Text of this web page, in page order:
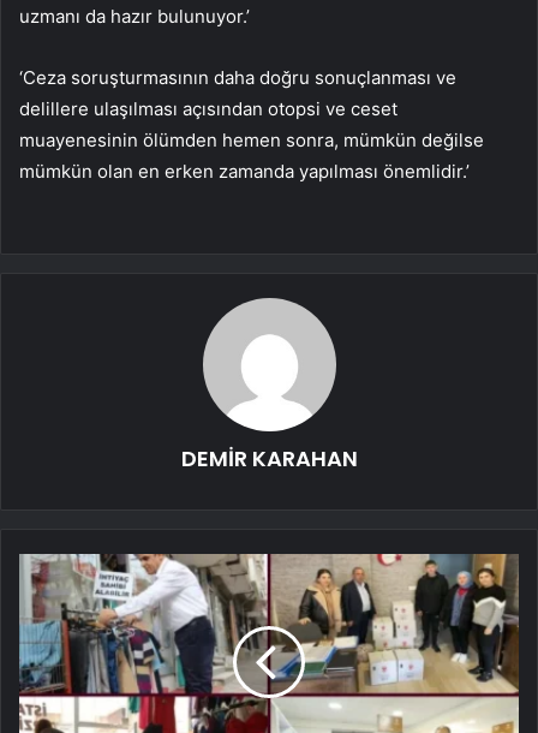
uzmanı da hazır bulunuyor.’
‘Ceza soruşturmasının daha doğru sonuçlanması ve
delillere ulaşılması açısından otopsi ve ceset
muayenesinin ölümden hemen sonra, mümkün değilse
mümkün olan en erken zamanda yapılması önemlidir.’
DEMİR KARAHAN